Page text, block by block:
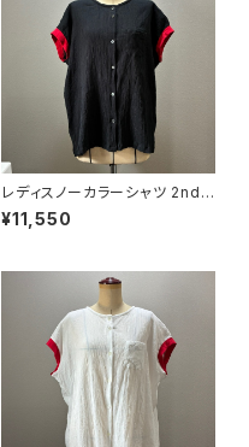
レディスノーカラーシャツ 2nd
ノースリーブ 黒×赤
¥11,550